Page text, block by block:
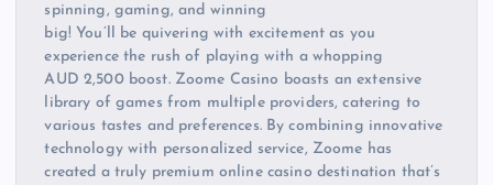
spinning, gaming, and winning
big! You’ll be quivering with excitement as you
experience the rush of playing with a whopping
AUD 2,500 boost. Zoome Casino boasts an extensive
library of games from multiple providers, catering to
various tastes and preferences. By combining innovative
technology with personalized service, Zoome has
created a truly premium online casino destination that’s